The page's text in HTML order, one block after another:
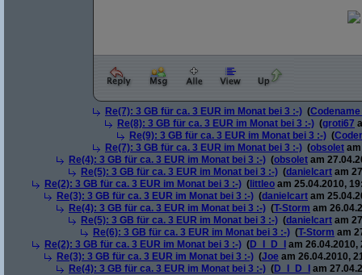
Re(7): 3 GB für ca. 3 EUR im Monat bei 3 :-) (Codename
Re(8): 3 GB für ca. 3 EUR im Monat bei 3 :-) (groti67
Re(9): 3 GB für ca. 3 EUR im Monat bei 3 :-) (
Re(7): 3 GB für ca. 3 EUR im Monat bei 3 :-) (obsolet
Re(4): 3 GB für ca. 3 EUR im Monat bei 3 :-) (obsolet am
Re(5): 3 GB für ca. 3 EUR im Monat bei 3 :-) (danielcart am
Re(2): 3 GB für ca. 3 EUR im Monat bei 3 :-) ( littleo am 25.04.2010,
Re(3): 3 GB für ca. 3 EUR im Monat bei 3 :-) (danielcart am
Re(4): 3 GB für ca. 3 EUR im Monat bei 3 :-) (T-Storm am
Re(5): 3 GB für ca. 3 EUR im Monat bei 3 :-) (danielcart am
Re(6): 3 GB für ca. 3 EUR im Monat bei 3 :-) (T-Storm am
Re(2): 3 GB für ca. 3 EUR im Monat bei 3 :-) (D_I_D_I
am 26.04.2010,
Re(3): 3 GB für ca. 3 EUR im Monat bei 3 :-) (Joe am 26.04.2010,
Re(4): 3 GB für ca. 3 EUR im Monat bei 3 :-) (D_I_D_I am